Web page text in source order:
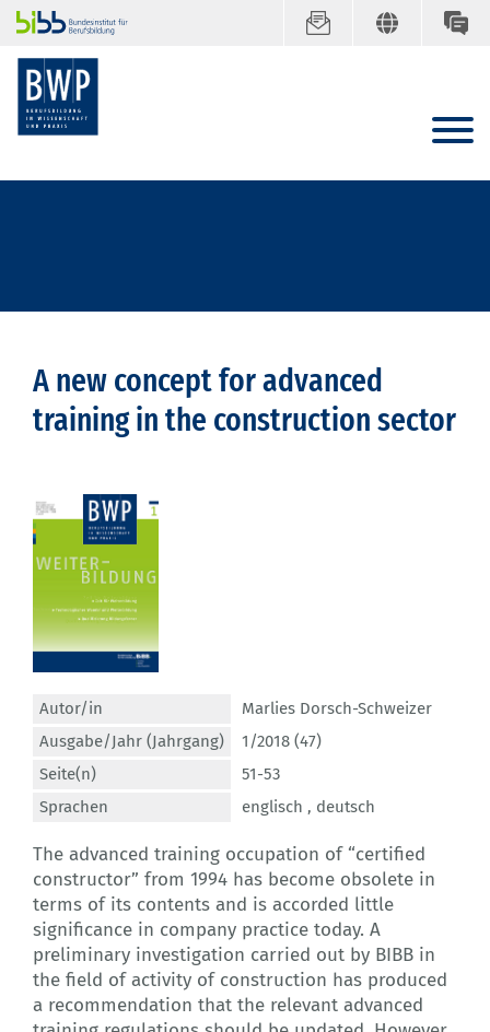
A new concept for advanced
training in the construction sector
Autor/in
Marlies Dorsch-Schweizer
Ausgabe/Jahr (Jahrgang)
1/2018 (47)
Seite(n)
51-53
Sprachen
englisch , deutsch
The advanced training occupation of “certified
constructor” from 1994 has become obsolete in
terms of its contents and is accorded little
significance in company practice today. A
preliminary investigation carried out by BIBB in
the field of activity of construction has produced
a recommendation that the relevant advanced